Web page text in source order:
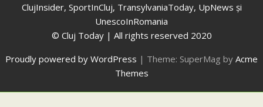
ClujInsider, SportInCluj, TransylvaniaToday, UpNews și
UnescoInRomania
© Cluj Today | All rights reserved 2020
Proudly powered by WordPress | Theme: SuperMag by Acme
Themes